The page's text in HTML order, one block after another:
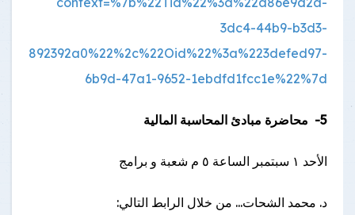
3dc4-44b9-b3d3-
6b9d-47a1-9652-1ebdfd1fcc1e%22%7d
5- محاضرة مبادئ المحاسبة المالية
الأحد ١ سبتمبر الساعة ٥ م شعبة و برامج
د. محمد الشحات... من خلال الرابط التالي: